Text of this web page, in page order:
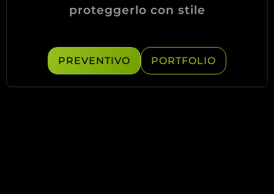
proteggerlo con stile
PREVENTIVO PORTFOLIO